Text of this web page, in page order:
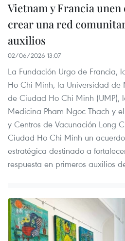
Vietnam y Francia unen
crear una red
auxilios
02/06/2026 13:07
La Fundación Urgo de Francia,
Ho Chi Minh, la Universidad de
de Ciudad Ho Chi Minh (UMP),
Medicina Pham Ngoc Thach y
y Centros de Vacunación Long
Ciudad Ho Chi Minh un
estratégica destinado a
respuesta en primeros auxilios